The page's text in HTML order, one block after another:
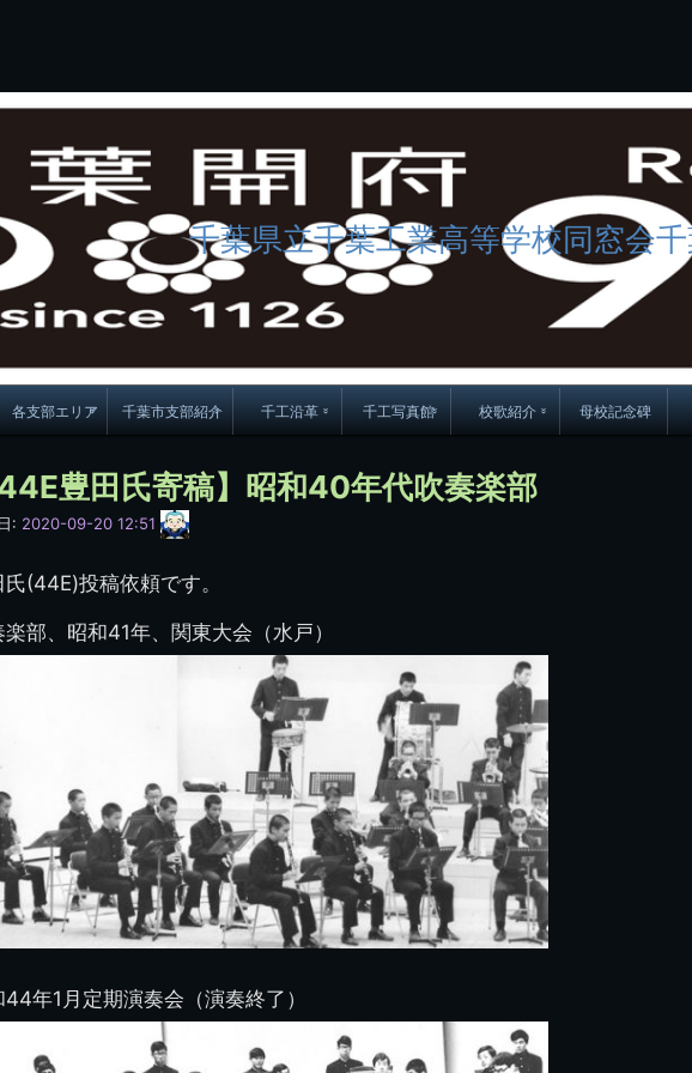
ツ
プ
千葉県立千葉工業高等学校同窓会
各支部エリア 千葉市支部紹介
会員・役員名簿
年間行事
千工沿革
生実移転の歴史
財団法人千工会
鉄道連隊
千工写真館
歴代校長
80周年の本校
千葉商業学校時代
昭和18年卒業アル
栗林氏所蔵
津田沼最後の体育祭
生実校舎以降 生実校舎の建設
生実移転落成式典
生実初期の行事
生実初期の文化祭
生実校舎初期の実習
2008.08 生実校舎
校歌紹介
校歌
母校記念碑
44E豊田氏寄稿】昭和40年代吹奏楽部
: 2020-09-20 12:51
サ
イ
管
理
(44E)
氏(44E)投稿依頼です。
楽部、昭和41年、関東大会（水戸）
44年1月定期演奏会（演奏終了）